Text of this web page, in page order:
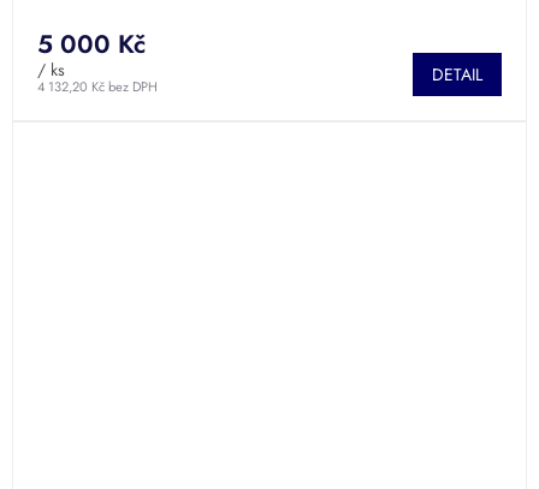
4 132,20 Kč bez DPH
5 000 Kč
/ ks DETAIL